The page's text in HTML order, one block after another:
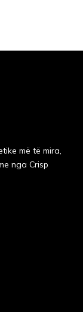
më të mira,
nga Crisp